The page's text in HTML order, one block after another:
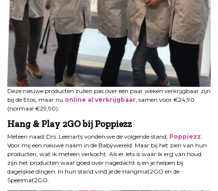
Deze nieuwe producten zullen pas over een paar weken verkrijgbaar zijn
bij de Etos, maar nu online al verkrijgbaar , samen voor €24,90
(normaal €29,90).
Hang & Play 2GO bij Poppiezz
Meteen naast Drs. Leenarts vonden we de volgende stand; Poppiezz
Voor mij een nieuwe naam in de Babywereld. Maar bij het zien van hun
producten, wat ik meteen verkocht. Als er iets is waar ik erg van houd
zijn het producten waar goed over nagedacht is en je helpen bij
dagelijkse dingen. In hun stand vind je de Hangmat2GO en de
Speelmat2GO.